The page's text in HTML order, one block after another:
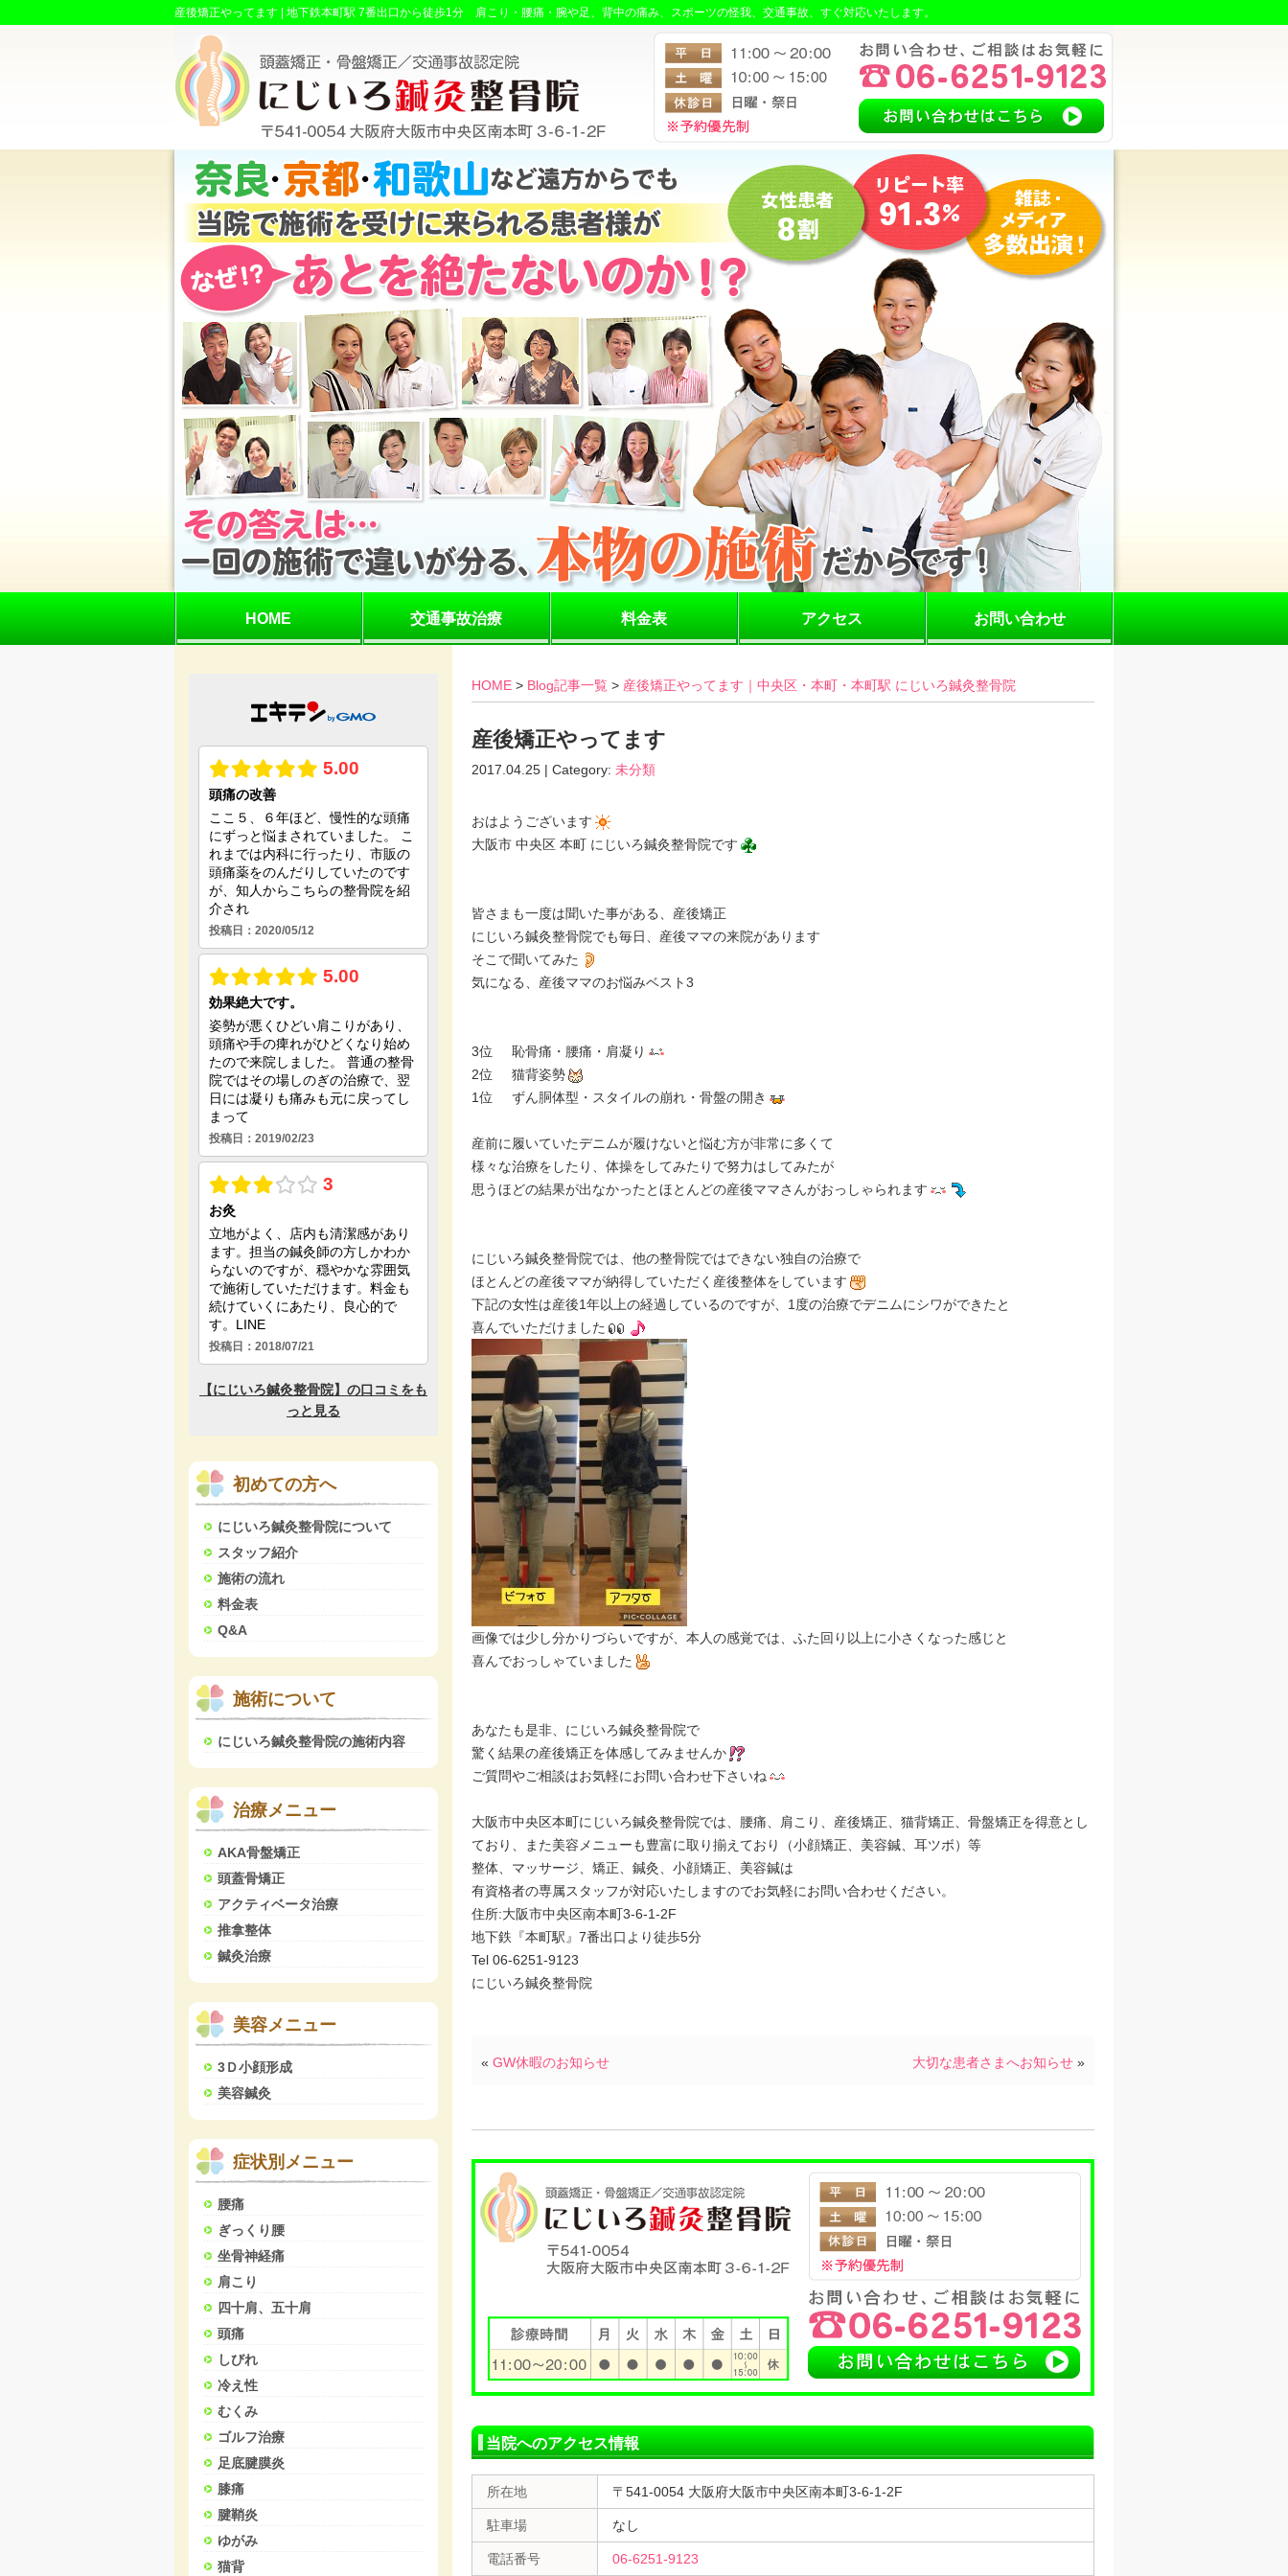
産後矯正やってます | 地下鉄本町駅 7番出口から徒歩1分 肩こり・腰痛・腕や足、背中の痛み、スポーツの怪我、交通事故、すぐ対応いたします。
HOME 交通事故治療 料金表 アクセス お問い合わせ
HOME > Blog記事一覧 > 産後矯正やってます｜中央区・本町・本町駅 にじいろ鍼灸整骨院
産後矯正やってます
2017.04.25 | Category: 未分類
おはようございます
大阪市 中央区 本町 にじいろ鍼灸整骨院です
皆さまも一度は聞いた事がある、産後矯正
にじいろ鍼灸整骨院でも毎日、産後ママの来院があります
そこで聞いてみた
気になる、産後ママのお悩みベスト3
3位 恥骨痛・腰痛・肩凝り
2位 猫背姿勢
1位 ずん胴体型・スタイルの崩れ・骨盤の開き
産前に履いていたデニムが履けないと悩む方が非常に多くて
様々な治療をしたり、体操をしてみたりで努力はしてみたが
思うほどの結果が出なかったとほとんどの産後ママさんがおっしゃられます
にじいろ鍼灸整骨院では、他の整骨院ではできない独自の治療で
ほとんどの産後ママが納得していただく産後整体をしています
下記の女性は産後1年以上の経過しているのですが、1度の治療でデニムにシワができたと
喜んでいただけました
画像では少し分かりづらいですが、本人の感覚では、ふた回り以上に小さくなった感じと
喜んでおっしゃていました
あなたも是非、にじいろ鍼灸整骨院で
驚く結果の産後矯正を体感してみませんか
ご質問やご相談はお気軽にお問い合わせ下さいね
大阪市中央区本町にじいろ鍼灸整骨院では、腰痛、肩こり、産後矯正、猫背矯正、骨盤矯正を得意とし
ており、また美容メニューも豊富に取り揃えており（小顔矯正、美容鍼、耳ツボ）等
整体、マッサージ、矯正、鍼灸、小顔矯正、美容鍼は
有資格者の専属スタッフが対応いたしますのでお気軽にお問い合わせください。
住所:大阪市中央区南本町3-6-1-2F
地下鉄『本町駅』7番出口より徒歩5分
Tel 06-6251-9123
にじいろ鍼灸整骨院
大切な患者さまへお知らせ »
« GW休暇のお知らせ
当院へのアクセス情報
所在地 〒541-0054 大阪府大阪市中央区南本町3-6-1-2F
駐車場 なし
電話番号 06-6251-9123
初めての方へ
にじいろ鍼灸整骨院について
スタッフ紹介
施術の流れ
料金表
Q&A
施術について
にじいろ鍼灸整骨院の施術内容
治療メニュー
AKA骨盤矯正
頭蓋骨矯正
アクティベータ治療
推拿整体
鍼灸治療
美容メニュー
3Ｄ小顔形成
美容鍼灸
症状別メニュー
腰痛
ぎっくり腰
坐骨神経痛
肩こり
四十肩、五十肩
頭痛
しびれ
冷え性
むくみ
ゴルフ治療
足底腱膜炎
膝痛
腱鞘炎
ゆがみ
猫背